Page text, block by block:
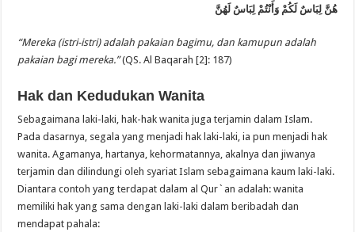
هُنَّ لِبَاسٌ لَكُمْ وَأَنْتُمْ لِبَاسٌ لَهُنَّ
“Mereka (istri-istri) adalah pakaian bagimu, dan kamupun adalah
pakaian bagi mereka.”(QS. Al Baqarah [2]: 187)
Hak dan Kedudukan Wanita
Sebagaimana laki-laki, hak-hak wanita juga terjamin dalam Islam.
Pada dasarnya, segala yang menjadi hak laki-laki, ia pun menjadi hak
wanita. Agamanya, hartanya, kehormatannya, akalnya dan jiwanya
terjamin dan dilindungi oleh syariat Islam sebagaimana kaum laki-laki.
Diantara contoh yang terdapat dalam al Qur`an adalah: wanita
memiliki hak yang sama dengan laki-laki dalam beribadah dan
mendapat pahala: